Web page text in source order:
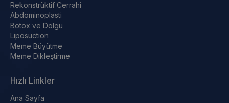
Rekonstrüktif Cerrahi
Abdominoplasti
Botox ve Dolgu
Liposuction
Meme Büyütme
Meme Dikleştirme
Hızlı Linkler
Ana Sayfa